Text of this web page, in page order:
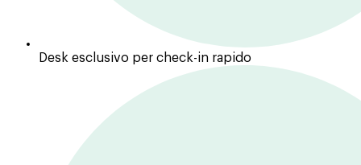
Desk esclusivo per check-in rapido